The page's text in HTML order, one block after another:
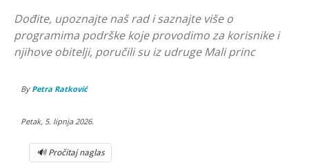
Dođite, upoznajte naš rad i saznajte više o
programima podrške koje provodimo za korisnike i
njihove obitelji, poručili su iz udruge Mali princ
By Petra Ratković
Petak, 5. lipnja 2026.
🔊 Pročitaj naglas